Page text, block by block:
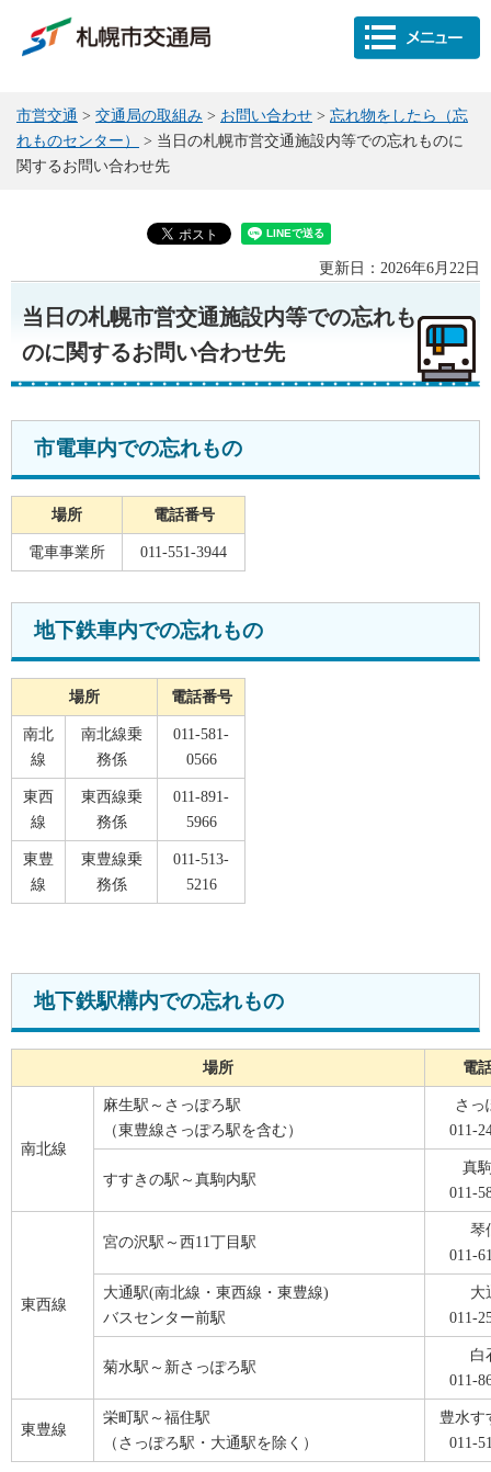
市営交通 > 交通局の取組み > お問い合わせ > 忘れ物をしたら（忘
れものセンター）
> 当日の札幌市営交通施設内等での忘れものに
関するお問い合わせ先
更新日：2026年6月22日
当日の札幌市営交通施設内等での忘れも
のに関するお問い合わせ先
市電車内での忘れもの
場所 電話番号
電車事業所 011-551-3944
地下鉄車内での忘れもの
場所 電話番号
南北
線
南北線乗
務係
011-581-
0566
東西
線
東西線乗
務係
011-891-
5966
東豊
線
東豊線乗
務係
011-513-
5216
地下鉄駅構内での忘れもの
場所 電
南北線
麻生駅～さっぽろ駅
（東豊線さっぽろ駅を含む）
さっ
011-
すすきの駅～真駒内駅
真
011-
東西線
宮の沢駅～西11丁目駅
琴
011-
大通駅(南北線・東西線・東豊線)
バスセンター前駅
大
011-
菊水駅～新さっぽろ駅
白
011-
東豊線
栄町駅～福住駅
（さっぽろ駅・大通駅を除く）
豊水す
011-